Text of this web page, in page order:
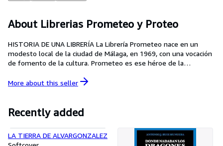
Help
CLOSE
About Librerias Prometeo y Proteo
HISTORIA DE UNA LIBRERÍA La Librería Prometeo nace en un
modesto local de la ciudad de Málaga, en 1969, con una vocación
de fomento de la cultura. Prometeo es ese héroe de la
del hombre. En 1975 aparece la Librería Proteo. El nombre hace
tiempo nos obliga a transformarnos en una empresa cada vez
más eficiente pero sin menoscabo de su vocación germinal de
servicio a la cultura, en un contexto laboral digno y en una
práctica de un comercio serio y equitativo. En todo ello seguimos,
More about this seller
Recently added
LA TIERRA DE ALVARGONZALEZ